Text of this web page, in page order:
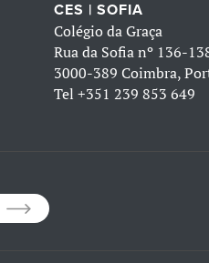
CES | SOFIA
Colégio da Graça
Rua da Sofia nº 136-
3000-389 Coimbra,
Tel +351 239 853 649